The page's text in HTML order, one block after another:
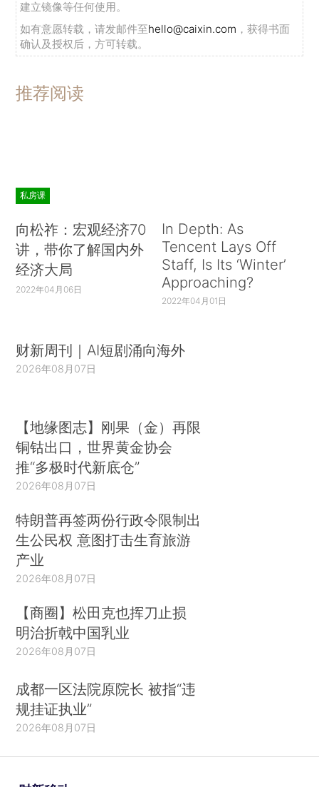
建立镜像等任何使用。
如有意愿转载，请发邮件至hello@caixin.com ，获得书面
确认及授权后，方可转载。
推荐阅读
私房课
向松祚：宏观经济70
讲，带你了解国内外
经济大局
2022年04月06日
In Depth: As
Tencent Lays Off
Staff, Is Its ‘Winter’
Approaching?
2022年04月01日
财新周刊｜AI短剧涌向海外
2026年08月07日
【地缘图志】刚果（金）再限
铜钴出口，世界黄金协会
推“多极时代新底仓”
2026年08月07日
特朗普再签两份行政令限制出
生公民权 意图打击生育旅游
产业
2026年08月07日
【商圈】松田克也挥刀止损
明治折戟中国乳业
2026年08月07日
成都一区法院原院长 被指“违
规挂证执业”
2026年08月07日